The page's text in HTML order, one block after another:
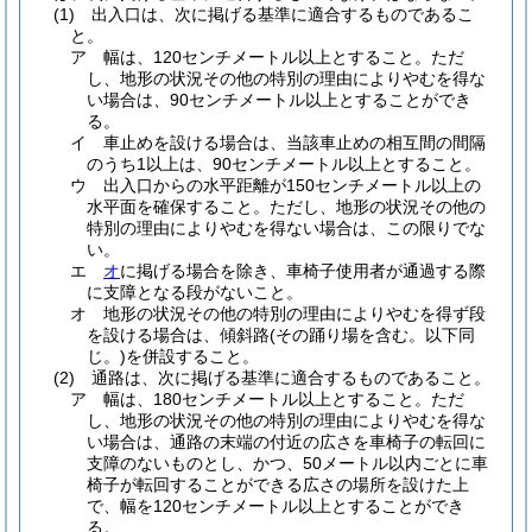
(1)
出入口は、次に掲げる基準に適合するものであるこ
と。
ア
幅は、120センチメートル以上とすること。 ただ
し、地形の状況その他の特別の理由によりやむを得な
い場合は、90センチメートル以上とすることができ
る。
イ
車止めを設ける場合は、当該車止めの相互間の間隔
のうち1以上は、90センチメートル以上とすること。
ウ
出入口からの水平距離が150センチメートル以上の
水平面を確保すること。 ただし、地形の状況その他の
特別の理由によりやむを得ない場合は、この限りでな
い。
エ
オに掲げる場合を除き、車椅子使用者が通過する際
に支障となる段がないこと。
オ
地形の状況その他の特別の理由によりやむを得ず段
を設ける場合は、傾斜路(その踊り場を含む。以下同
じ。)を併設すること。
(2)
通路は、次に掲げる基準に適合するものであること。
ア
幅は、180センチメートル以上とすること。 ただ
し、地形の状況その他の特別の理由によりやむを得な
い場合は、通路の末端の付近の広さを車椅子の転回に
支障のないものとし、かつ、50メートル以内ごとに車
椅子が転回することができる広さの場所を設けた上
で、幅を120センチメートル以上とすることができ
る。